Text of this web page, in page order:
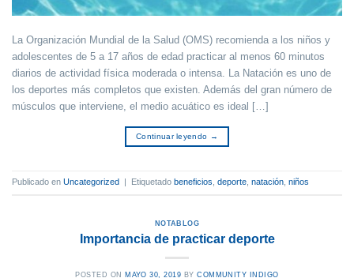
La Organización Mundial de la Salud (OMS) recomienda a los niños y
adolescentes de 5 a 17 años de edad practicar al menos 60 minutos
diarios de actividad física moderada o intensa. La Natación es uno de
los deportes más completos que existen. Además del gran número de
músculos que interviene, el medio acuático es ideal […]
Continuar leyendo →
Publicado en Uncategorized Etiquetado beneficios, deporte, natación, niños
NOTABLOG
Importancia de practicar deporte
POSTED ONMAYO 30, 2019 BYCOMMUNITY INDIGO